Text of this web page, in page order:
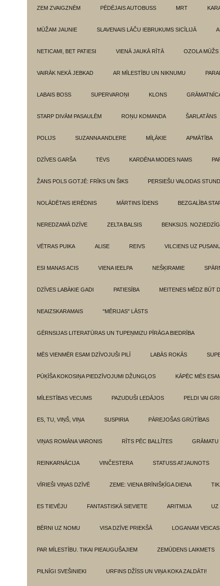
ZEM ZVAIGZNĒM PĒDĒJAIS AUTOBUSS MRT
MŪŽAM JAUNIE SLAVENAIS LĀČU IEBRUKUMS SICĪLIJĀ
NETICAMI, BET PATIESI VIENĀ JAUKĀ RĪTĀ OZOLA MŪŽS
VAIRĀK NEKĀ JEBKAD AR MĪLESTĪBU UN NIKNUMU
LABAIS BOSS SUPERVAROŅI KLONS
STARP DIVĀM PASAULĒM ROŅU KOMANDA ŠARLATĀNS
POLIJS SUZANNA ANDLERE MĪĻĀKIE APMĀTĪBA
DZĪVES GARŠA TĖVS KARDĒNA MODES NAMS
ŽANS POLS GOTJĒ: FRĪKS UN ŠIKS PERSIEŠU VALODAS
NOLĀDĒTAIS IERĒDNIS MĀRTINS ĪDENS BEZGALĪBA
NEREDZAMĀ DZĪVE ZELTA BALSIS BENKSIJS.
VĒTRAS PUIKA ALISE REIVS VILCIENS UZ
ESI MANAS ACIS VIENA IEELPA NEŠĶIRAMIE
DZĪVES LABĀKIE GADI PATIESĪBA MEITENES MĒDZ BŪT
NEAIZSKARAMAIS "MĒRIJAS" LĀSTS
GĒRNSIJAS LITERATŪRAS UN TUPEŅMIZU PĪRĀGA BIEDRĪBA
MĒS VIENMĒR ESAM DZĪVOJUŠI PILĪ LABĀS ROKĀS
PŪĶĪŠA KOKOSIŅA PIEDZĪVOJUMI DŽUNGĻOS KĀPĒC MĒS
MĪLESTĪBAS VECUMS PAZUDUŠI LEDĀJOS PELDI VAI
ES, TU, VIŅŠ, VIŅA SUSPIRIA PĀREJOŠAS GRŪTĪBAS
VIŅAS ROMĀNA VARONIS RĪTS PĒC BALLĪTES GRĀMATU
REINKARNĀCIJA VINČESTERA STATUSS ATJAUNOTS
VĪRIEŠI VIŅAS DZĪVĒ ZEME: VIENA BRĪNIŠĶĪGA DIENA
ES TIEVĒJU FANTASTISKĀ SIEVIETE ARITMIJA UZ
BĒRNI UZ NOMU VISA DZĪVE PRIEKŠĀ LOGANAM VEICAS
PAR MĪLESTĪBU. TIKAI PIEAUGUŠAJIEM ZEMŪDENS LAIKMETS
PILNĪGI SVEŠINIEKI URFINS DŽĪSS UN VIŅA KOKA ZALDĀTI!